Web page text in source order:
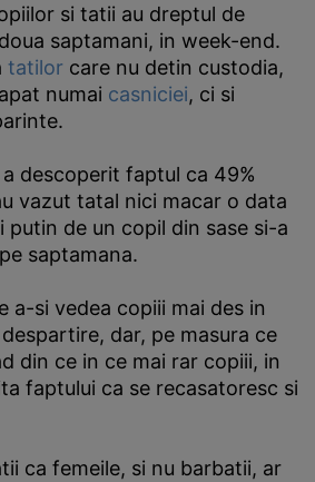
si tatii au dreptul de
saptamani, in week-end.
tatilor care nu detin custodia,
numai casniciei, ci si
descoperit faptul ca 49%
vazut tatal nici macar o data
putin de un copil din sase si-a
saptamana.
a-si vedea copiii mai des in
dar, pe masura ce
din ce in ce mai rar copiii, in
faptului ca se recasatoresc si
ca femeile, si nu barbatii, ar